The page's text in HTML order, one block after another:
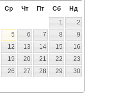
Ср Чт Пт Сб
Нд
1
2
5 6 7 8
9
12 13 14 15
16
19 20 21 22
23
26 27 28 29
30